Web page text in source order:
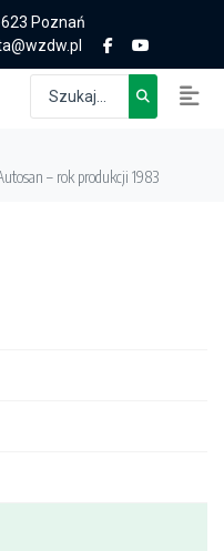
Poznań
– rok produkcji 1983